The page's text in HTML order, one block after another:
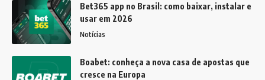
Bet365 app no Brasil: como baixar, instalar e
usar em 2026
Notícias
Boabet: conheça a nova casa de apostas que
cresce na Europa